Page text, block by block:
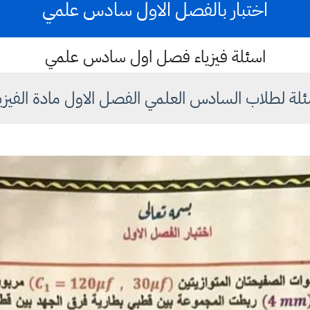
اختبار بالفصل الاول سادس علمي
اسئلة فيزياء فصل اول سادس علمي
لطلاب السادس العلمي الفصل الاول مادة